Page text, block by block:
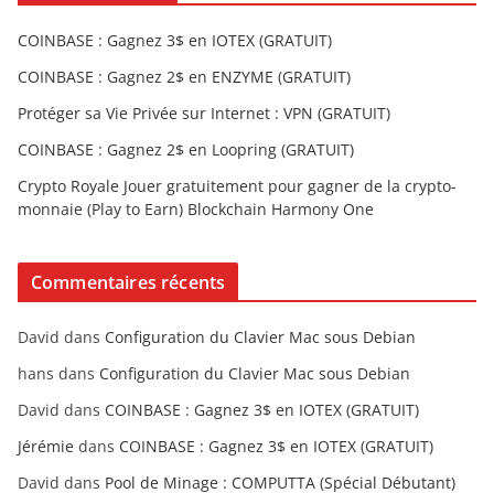
COINBASE : Gagnez 3$ en IOTEX (GRATUIT)
COINBASE : Gagnez 2$ en ENZYME (GRATUIT)
Protéger sa Vie Privée sur Internet : VPN (GRATUIT)
COINBASE : Gagnez 2$ en Loopring (GRATUIT)
Crypto Royale Jouer gratuitement pour gagner de la crypto-
monnaie (Play to Earn) Blockchain Harmony One
Commentaires récents
David dans Configuration du Clavier Mac sous Debian
hans dans Configuration du Clavier Mac sous Debian
David dans COINBASE : Gagnez 3$ en IOTEX (GRATUIT)
Jérémie dans COINBASE : Gagnez 3$ en IOTEX (GRATUIT)
David dans Pool de Minage : COMPUTTA (Spécial Débutant)